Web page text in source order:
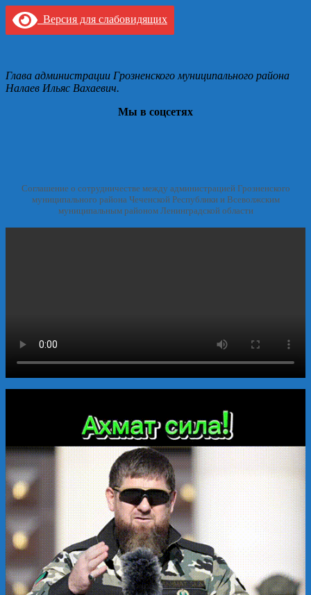
2021»
РОСГВАРДИИ
ПРОЙДЕТ
НЕСКОЛЬКИХ
РЕГИОНАХ
Версия для слабовидящих
Глава администрации Грозненского муниципального района
Налаев Ильяс Вахаевич.
Мы в соцсетях
Соглашение о сотрудничестве между администрацией Грозненского
муниципального района Чеченской Республики и Всеволжским
муниципальным районом Ленинградской области